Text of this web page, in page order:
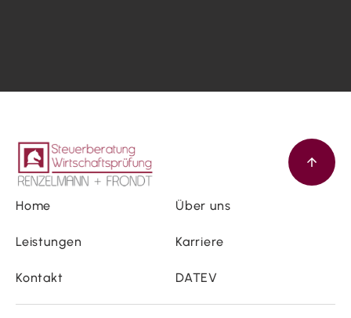
Home Über uns
Leistungen Karriere
Kontakt DATEV